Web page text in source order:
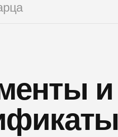
и